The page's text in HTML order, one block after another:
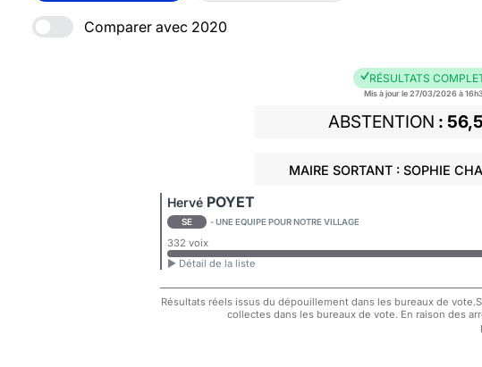
Comparer avec 2020
RÉSULTATS
Mis à jour le 27/03/2026 à
ABSTENTION
MAIRE SORTANT : SOPHIE
Hervé POYET
SE - UNE EQUIPE POUR NOTRE VILLAGE
332 voix
► Détail de la liste
Résultats réels issus du dépouillement dans les bureaux de
collectes dans les bureaux de vote. En raison des